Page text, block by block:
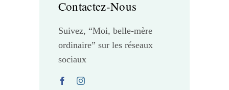
Contactez-Nous
Suivez, “Moi, belle-mère
ordinaire” sur les réseaux
sociaux